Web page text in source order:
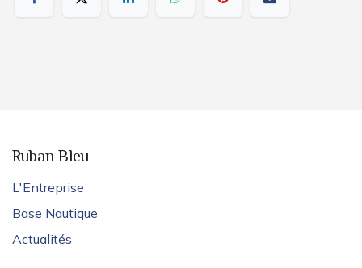
Ruban Bleu
L'Entreprise
Base Nautique
Actualités